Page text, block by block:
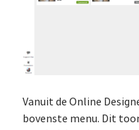
Vanuit de Online
bovenste menu. Dit